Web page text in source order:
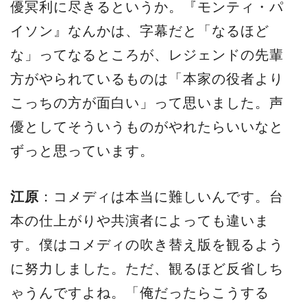
優冥利に尽きるというか。『モンティ・パ
イソン』なんかは、字幕だと「なるほど
な」ってなるところが、レジェンドの先輩
方がやられているものは「本家の役者より
こっちの方が面白い」って思いました。声
優としてそういうものがやれたらいいなと
ずっと思っています。
江原 ：コメディは本当に難しいんです。台
本の仕上がりや共演者によっても違いま
す。僕はコメディの吹き替え版を観るよう
に努力しました。ただ、観るほど反省しち
ゃうんですよね。「俺だったらこうする